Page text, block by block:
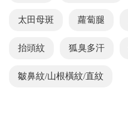
太田母斑 蘿蔔腿
抬頭紋 狐臭多汗
皺鼻紋/山根橫紋/直紋